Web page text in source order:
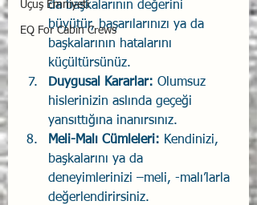
Uçuş Emniyeti
EQ For Cabin Crews
da başkalarının değerini
büyütür, başarılarınızı ya da
başkalarının hatalarını
küçültürsünüz.
Duygusal Kararlar: Olumsuz
hislerinizin aslında geçeği
yansıttığına inanırsınız.
Meli-Malı Cümleleri: Kendinizi,
başkalarını ya da
deneyimlerinizi –meli, -malı’larla
değerlendirirsiniz.